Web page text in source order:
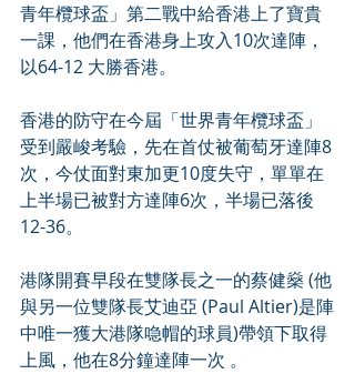
青年欖球盃」第二戰中給香港上了寶貴
一課，他們在香港身上攻入10次達陣，
以64-12 大勝香港。
香港的防守在今屆「世界青年欖球盃」
受到嚴峻考驗，先在首仗被葡萄牙達陣8
次，今仗面對東加更10度失守，單單在
上半場已被對方達陣6次，半場已落後
12-36。
港隊開賽早段在雙隊長之一的蔡健燊 (他
與另一位雙隊長艾迪亞 (Paul Altier)是陣
中唯一獲大港隊喼帽的球員)帶領下取得
上風，他在8分鐘達陣一次 。